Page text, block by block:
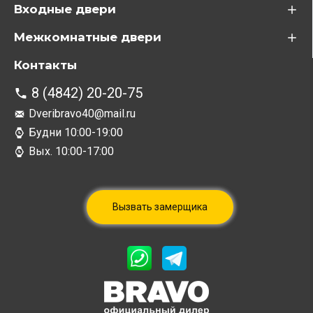
Входные двери
Межкомнатные двери
Контакты
8 (4842) 20-20-75
Dveribravo40@mail.ru
Будни 10:00-19:00
Вых. 10:00-17:00
Вызвать замерщика